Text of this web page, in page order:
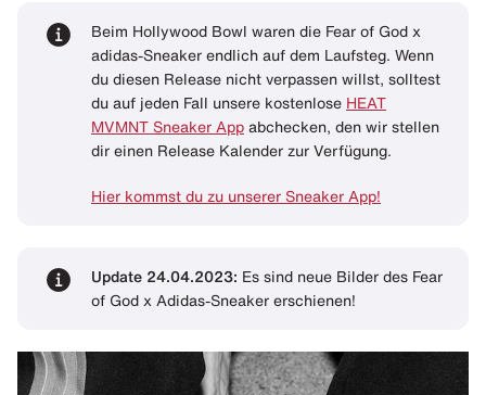
Beim Hollywood Bowl waren die Fear of God x
adidas-Sneaker endlich auf dem Laufsteg. Wenn
du diesen Release nicht verpassen willst, solltest
du auf jeden Fall unsere kostenlose HEAT
MVMNT Sneaker App abchecken, den wir stellen
dir einen Release Kalender zur Verfügung.
Hier kommst du zu unserer Sneaker App!
Update 24.04.2023: Es sind neue Bilder des Fear
of God x Adidas-Sneaker erschienen!